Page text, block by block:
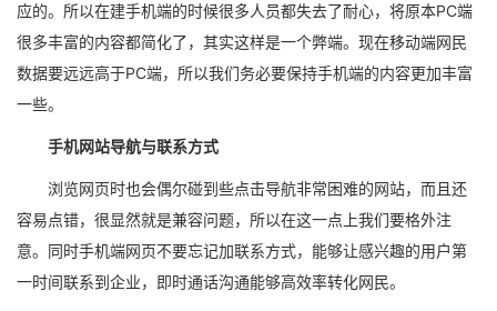
应的。所以在建手机端的时候很多人员都失去了耐心，将原本PC端
很多丰富的内容都简化了，其实这样是一个弊端。现在移动端网民
数据要远远高于PC端，所以我们务必要保持手机端的内容更加丰富
一些。
手机网站导航与联系方式
浏览网页时也会偶尔碰到些点击导航非常困难的网站，而且还
容易点错，很显然就是兼容问题，所以在这一点上我们要格外注
意。同时手机端网页不要忘记加联系方式，能够让感兴趣的用户第
一时间联系到企业，即时通话沟通能够高效率转化网民。